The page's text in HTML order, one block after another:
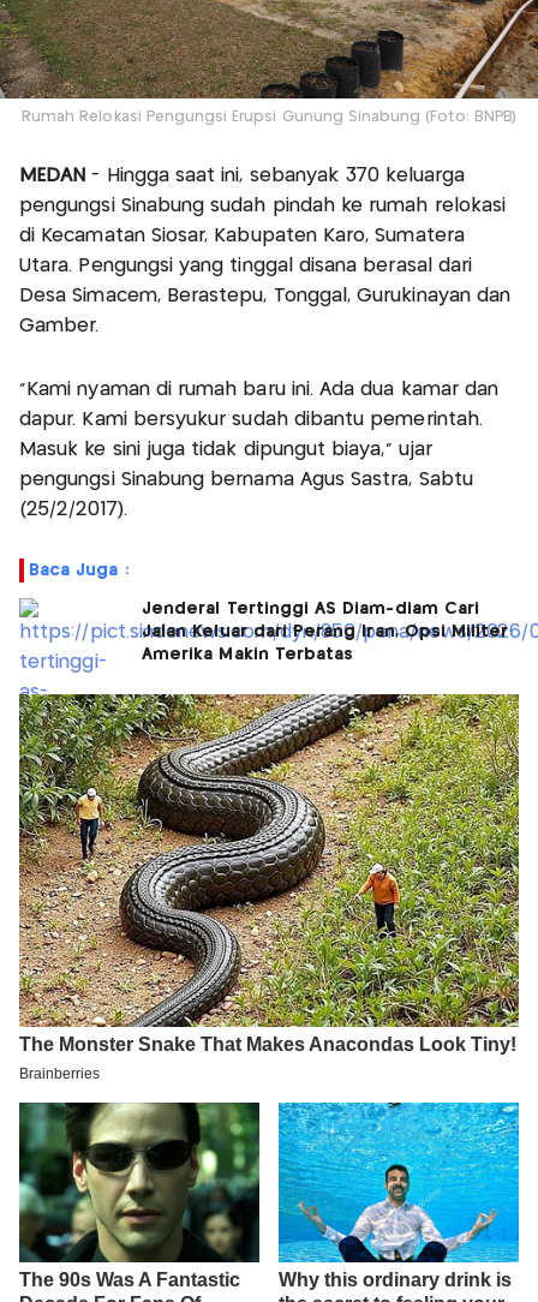
Rumah Relokasi Pengungsi Erupsi Gunung Sinabung (Foto: BNPB)
MEDAN- Hingga saat ini, sebanyak 370 keluarga
pengungsi Sinabung sudah pindah ke rumah relokasi
di Kecamatan Siosar, Kabupaten Karo, Sumatera
Utara. Pengungsi yang tinggal disana berasal dari
Desa Simacem, Berastepu, Tonggal, Gurukinayan dan
Gamber.
"Kami nyaman di rumah baru ini. Ada dua kamar dan
dapur. Kami bersyukur sudah dibantu pemerintah.
Masuk ke sini juga tidak dipungut biaya," ujar
pengungsi Sinabung bernama Agus Sastra, Sabtu
(25/2/2017).
Baca Juga :
Jenderal Tertinggi AS Diam-diam Cari
Jalan Keluar dari Perang Iran, Opsi Militer
Amerika Makin Terbatas